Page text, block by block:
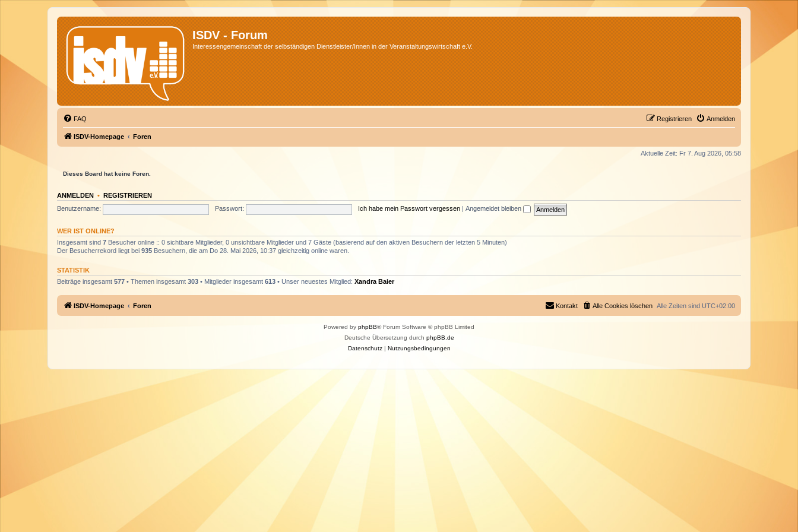
ISDV - Forum
Interessengemeinschaft der selbständigen Dienstleister/Innen in der Veranstaltungswirtschaft e.V.
FAQ Anmelden
Registrieren
ISDV-Homepage Foren
Aktuelle Zeit: Fr 7. Aug 2026, 05:58
Dieses Board hat keine Foren.
ANMELDEN • REGISTRIEREN
Benutzername:
Passwort: Ich habe mein Passwort vergessen Angemeldet bleiben
WER IST ONLINE?
Insgesamt sind 7 Besucher online :: 0 sichtbare Mitglieder, 0 unsichtbare Mitglieder und 7 Gäste (basierend auf den aktiven Besuchern der letzten 5 Minuten)
Der Besucherrekord liegt bei 935 Besuchern, die am Do 28. Mai 2026, 10:37 gleichzeitig online waren.
STATISTIK
Beiträge insgesamt 577 • Themen insgesamt 303 • Mitglieder insgesamt 613 • Unser neuestes Mitglied: Xandra Baier
ISDV-Homepage Foren Alle Zeiten sind UTC+02:00
Alle Cookies löschen
Kontakt
Powered by phpBB® Forum Software © phpBB Limited
Deutsche Übersetzung durch phpBB.de
Datenschutz| Nutzungsbedingungen